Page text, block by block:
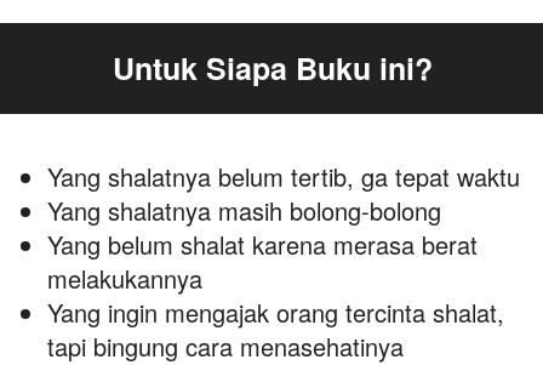
Untuk Siapa Buku ini?
Yang shalatnya belum tertib, ga tepat waktu
Yang shalatnya masih bolong-bolong
Yang belum shalat karena merasa berat
melakukannya
Yang ingin mengajak orang tercinta shalat,
tapi bingung cara menasehatinya